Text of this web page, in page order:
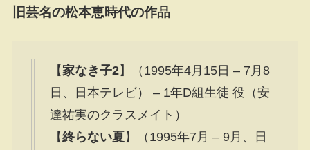
旧芸名の松本恵時代の作品
【家なき子2】（1995年4月15日 – 7月8
日、日本テレビ） – 1年D組生徒 役（安
達祐実のクラスメイト）
【終らない夏】（1995年7月 – 9月、日